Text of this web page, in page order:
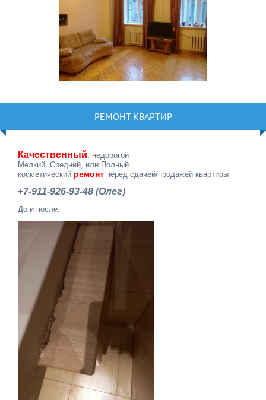
РЕМОНТ КВАРТИР
Качественный , недорогой
Мелкий, Средний, или Полный
косметический ремонт перед сдачей/продажей квартиры
+7-911-926-93-48 (Олег)
До и после: